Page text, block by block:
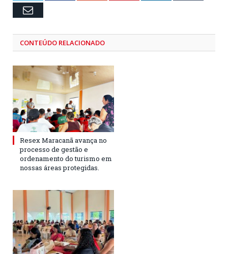
Email
CONTEÚDO RELACIONADO
Resex Maracanã avança no
processo de gestão e
ordenamento do turismo em
nossas áreas protegidas.